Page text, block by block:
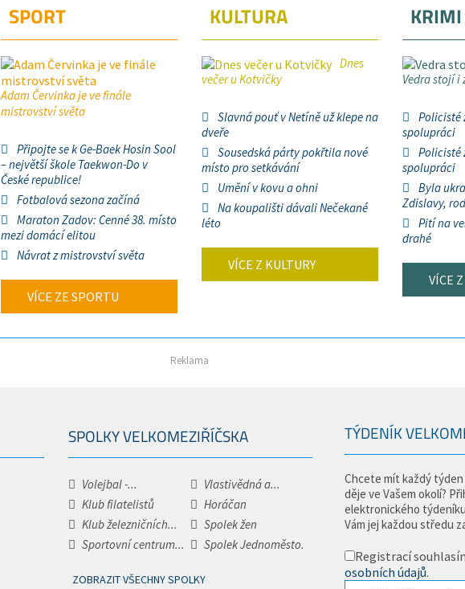
SPORT
Adam Červinka je ve finále
mistrovství světa
Připojte se k Ge-Baek Hosin Sool
– největší škole Taekwon-Do v
České republice!
Fotbalová sezona začíná
Maraton Zadov: Cenné 38. místo
mezi domácí elitou
Návrat z mistrovství světa
VÍCE ZE SPORTU
KULTURA
Dnes
večer u Kotvičky
Slavná pouť v Netíně už klepe na
dveře
Sousedská párty pokřtila nové
místo pro setkávání
Umění v kovu a ohni
Na koupališti dávali Nečekané
léto
VÍCE Z KULTURY
KRIMI
Vedra stojí i
Policisté
spolupráci
Policisté
spolupráci
Byla
Zdislavy,
Pití na
drahé
VÍCE
Reklama
SPOLKY VELKOMEZIŘÍČSKA
Volejbal -...
Vlastivědná a...
Klub filatelistů
Horáčan
Klub železničních...
Spolek žen
Sportovní centrum...
Spolek Jednoměsto.
ZOBRAZIT VŠECHNY SPOLKY
TÝDENÍK
Chcete mít každý
děje ve Vašem okolí?
elektronického
Vám jej každou středu
Registrací
osobních údajů.